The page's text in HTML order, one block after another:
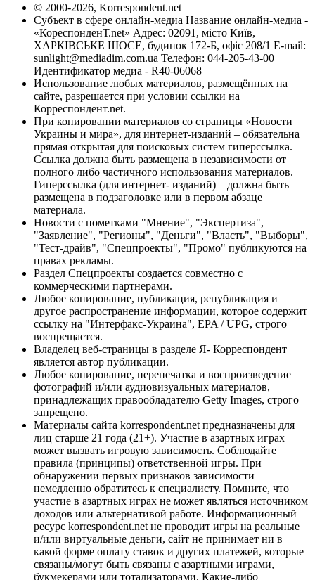
© 2000-2026, Korrespondent.net
Субъект в сфере онлайн-медиа Название онлайн-медиа -
«КореспонденТ.net» Адрес: 02091, місто Київ,
ХАРКІВСЬКЕ ШОСЕ, будинок 172-Б, офіс 208/1 E-mail:
sunlight@mediadim.com.ua Телефон: 044-205-43-00
Идентификатор медиа - R40-06068
Использование любых материалов, размещённых на
сайте, разрешается при условии ссылки на
Корреспондент.net.
При копировании материалов со страницы «Новости
Украины и мира», для интернет-изданий – обязательна
прямая открытая для поисковых систем гиперссылка.
Ссылка должна быть размещена в независимости от
полного либо частичного использования материалов.
Гиперссылка (для интернет- изданий) – должна быть
размещена в подзаголовке или в первом абзаце
материала.
Новости с пометками "Мнение", "Экспертиза",
"Заявление", "Регионы", "Деньги", "Власть", "Выборы",
"Тест-драйв", "Спецпроекты", "Промо" публикуются на
правах рекламы.
Раздел Спецпроекты создается совместно с
коммерческими партнерами.
Любое копирование, публикация, републикация и
другое распространение информации, которое содержит
ссылку на "Интерфакс-Украина", EPA / UPG, строго
воспрещается.
Владелец веб-страницы в разделе Я- Корреспондент
является автор публикации.
Любое копирование, перепечатка и воспроизведение
фотографий и/или аудиовизуальных материалов,
принадлежащих правообладателю Getty Images, строго
запрещено.
Материалы сайта korrespondent.net предназначены для
лиц старше 21 года (21+). Участие в азартных играх
может вызвать игровую зависимость. Соблюдайте
правила (принципы) ответственной игры. При
обнаружении первых признаков зависимости
немедленно обратитесь к специалисту. Помните, что
участие в азартных играх не может являться источником
доходов или альтернативой работе. Информационный
ресурс korrespondent.net не проводит игры на реальные
и/или виртуальные деньги, сайт не принимает ни в
какой форме оплату ставок и других платежей, которые
связаны/могут быть связаны с азартными играми,
букмекерами или тотализаторами. Какие-либо